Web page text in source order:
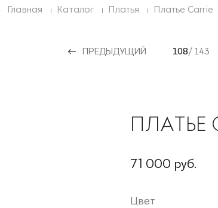
Главная Каталог Платья Платье Carrie
ПРЕДЫДУЩИЙ 108/ 143
ПЛАТЬЕ
71 000 руб.
Цвет